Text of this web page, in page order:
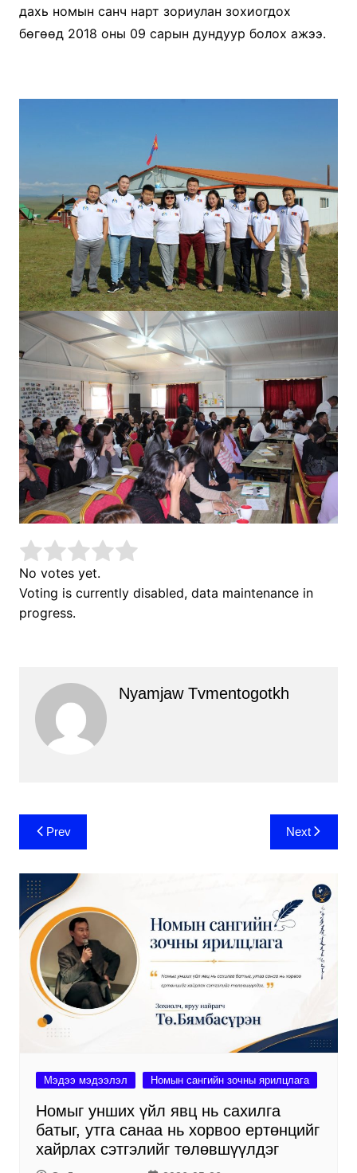
дахь номын санч нарт зориулан зохиогдох
бөгөөд 2018 оны 09 сарын дундуур болох ажээ.
No votes yet.
Voting is currently disabled, data maintenance in
progress.
Nyamjaw Tvmentogotkh
Post
navigation
Prev Next
Мэдээ мэдээлэл Номын сангийн зочны ярилцлага
Номыг унших үйл явц нь сахилга
батыг, утга санаа нь хорвоо ертөнцийг
хайрлах сэтгэлийг төлөвшүүлдэг